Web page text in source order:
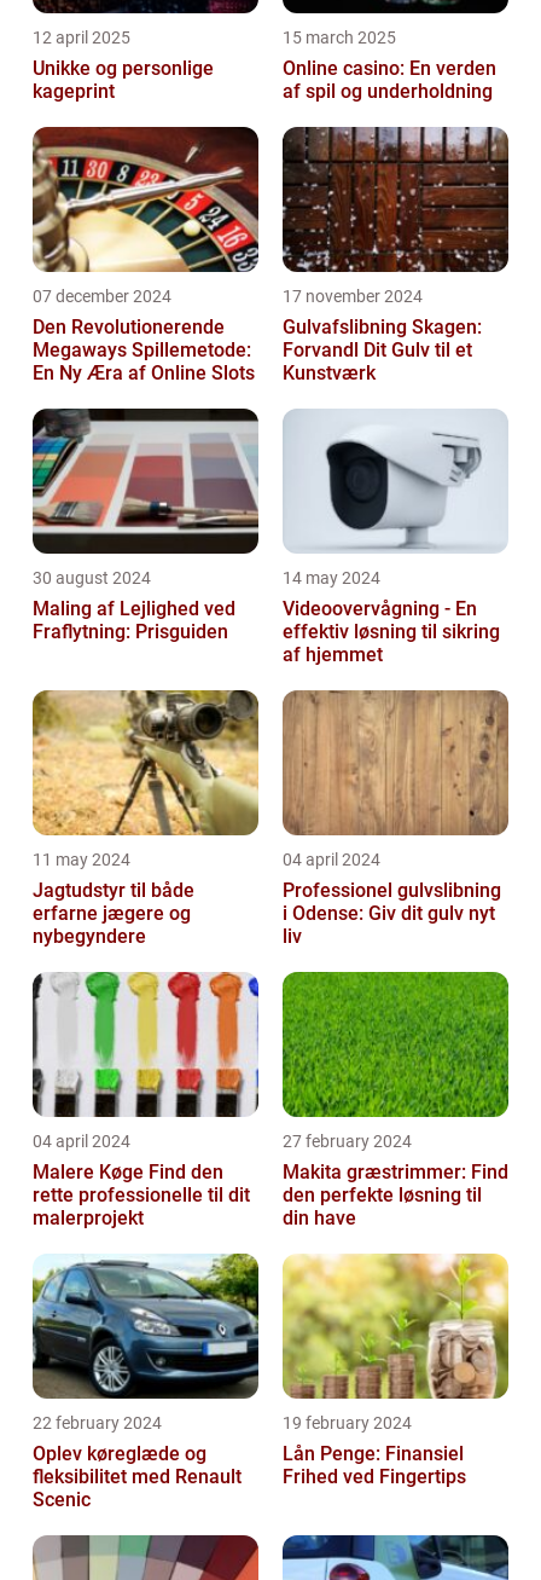
12 april 2025
Unikke og personlige
kageprint
15 march 2025
Online casino: En verden
af spil og underholdning
07 december 2024
Den Revolutionerende
Megaways Spillemetode:
En Ny Æra af Online Slots
17 november 2024
Gulvafslibning Skagen:
Forvandl Dit Gulv til et
Kunstværk
30 august 2024
Maling af Lejlighed ved
Fraflytning: Prisguiden
14 may 2024
Videoovervågning - En
effektiv løsning til sikring
af hjemmet
11 may 2024
Jagtudstyr til både
erfarne jægere og
nybegyndere
04 april 2024
Professionel gulvslibning
i Odense: Giv dit gulv nyt
liv
04 april 2024
Malere Køge Find den
rette professionelle til dit
malerprojekt
27 february 2024
Makita græstrimmer: Find
den perfekte løsning til
din have
22 february 2024
Oplev køreglæde og
fleksibilitet med Renault
Scenic
19 february 2024
Lån Penge: Finansiel
Frihed ved Fingertips